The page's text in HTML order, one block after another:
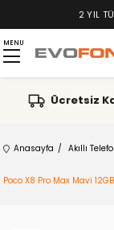
2 YIL
MENU
Ücretsiz
Anasayfa Akıllı
Poco X8 Pro Max Mavi